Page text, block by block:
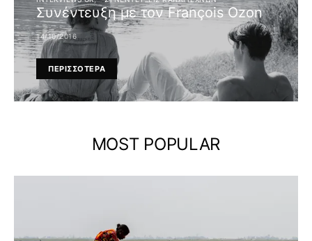
Συνέντευξη με τον François Ozon
14/10/2016
ΠΕΡΙΣΣΟΤΕΡΑ
MOST POPULAR